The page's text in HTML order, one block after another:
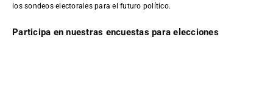
los sondeos electorales para el futuro político.
Participa en nuestras encuestas para elecciones